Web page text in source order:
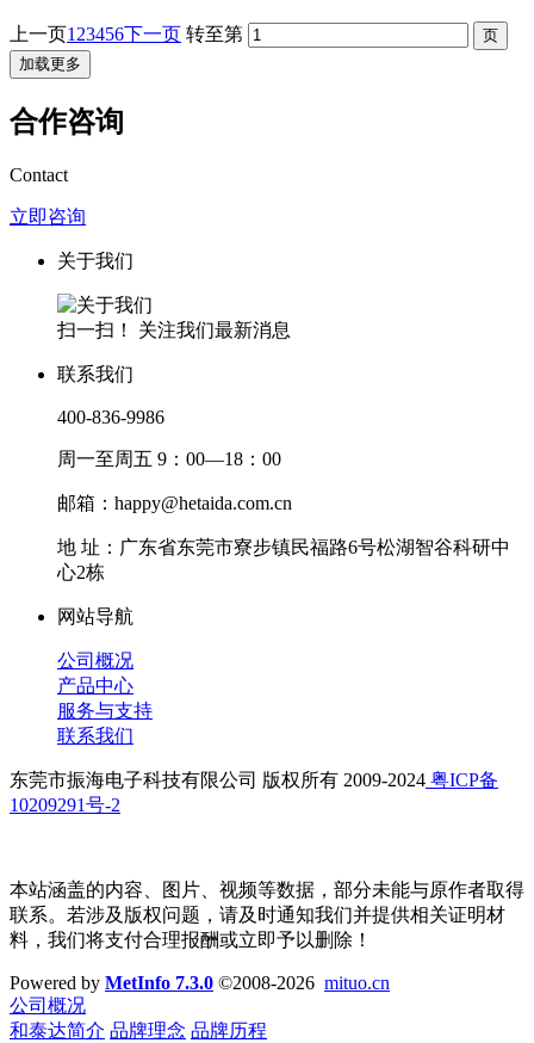
上一页1 23456下一页 转至第
加载更多
合作咨询
Contact
立即咨询
关于我们
扫一扫！ 关注我们最新消息
联系我们
400-836-9986
周一至周五 9：00—18：00
邮箱：happy@hetaida.com.cn
地 址：广东省东莞市寮步镇民福路6号松湖智谷科研中
心2栋
网站导航
公司概况
产品中心
服务与支持
联系我们
东莞市振海电子科技有限公司 版权所有 2009-2024 粤ICP备
10209291号-2
本站涵盖的内容、图片、视频等数据，部分未能与原作者取得
联系。若涉及版权问题，请及时通知我们并提供相关证明材
料，我们将支付合理报酬或立即予以删除！
Powered by MetInfo 7.3.0 ©2008-2026 mituo.cn
公司概况
和泰达简介 品牌理念 品牌历程